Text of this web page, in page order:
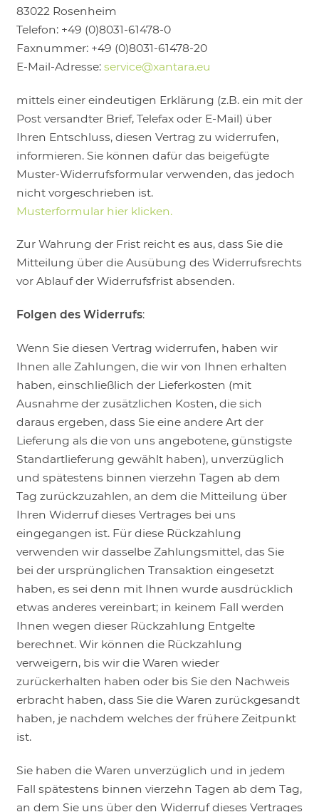
83022 Rosenheim
Telefon: +49 (0)8031-61478-0
Faxnummer: +49 (0)8031-61478-20
E-Mail-Adresse: service@xantara.eu
mittels einer eindeutigen Erklärung (z.B. ein mit der
Post versandter Brief, Telefax oder E-Mail) über
Ihren Entschluss, diesen Vertrag zu widerrufen,
informieren. Sie können dafür das beigefügte
Muster-Widerrufsformular verwenden, das jedoch
nicht vorgeschrieben ist.
Musterformular hier klicken.
Zur Wahrung der Frist reicht es aus, dass Sie die
Mitteilung über die Ausübung des Widerrufsrechts
vor Ablauf der Widerrufsfrist absenden.
Folgen des Widerrufs:
Wenn Sie diesen Vertrag widerrufen, haben wir
Ihnen alle Zahlungen, die wir von Ihnen erhalten
haben, einschließlich der Lieferkosten (mit
Ausnahme der zusätzlichen Kosten, die sich
daraus ergeben, dass Sie eine andere Art der
Lieferung als die von uns angebotene, günstigste
Standartlieferung gewählt haben), unverzüglich
und spätestens binnen vierzehn Tagen ab dem
Tag zurückzuzahlen, an dem die Mitteilung über
Ihren Widerruf dieses Vertrages bei uns
eingegangen ist. Für diese Rückzahlung
verwenden wir dasselbe Zahlungsmittel, das Sie
bei der ursprünglichen Transaktion eingesetzt
haben, es sei denn mit Ihnen wurde ausdrücklich
etwas anderes vereinbart; in keinem Fall werden
Ihnen wegen dieser Rückzahlung Entgelte
berechnet. Wir können die Rückzahlung
verweigern, bis wir die Waren wieder
zurückerhalten haben oder bis Sie den Nachweis
erbracht haben, dass Sie die Waren zurückgesandt
haben, je nachdem welches der frühere Zeitpunkt
ist.
Sie haben die Waren unverzüglich und in jedem
Fall spätestens binnen vierzehn Tagen ab dem Tag,
an dem Sie uns über den Widerruf dieses Vertrages